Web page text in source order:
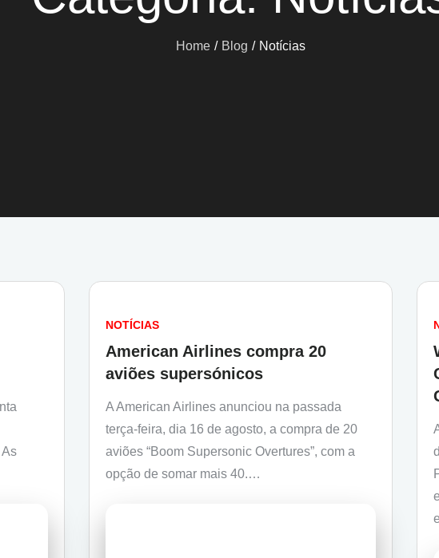
Home Blog Notícias
NOTÍCIAS
American Airlines compra 20
aviões supersónicos
A American Airlines anunciou na passada
terça-feira, dia 16 de agosto, a compra de 20
aviões “Boom Supersonic Overtures”, com a
opção de somar mais 40.…